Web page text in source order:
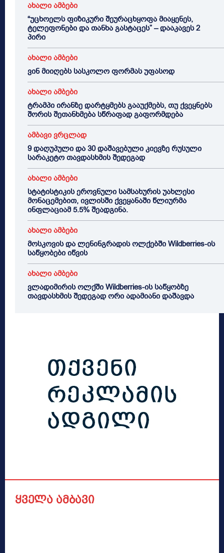
ახალი ამბები
“უცხოელს ფიზიკური შეურაცხყოფა მიაყენეს,
ტელეფონები და თანხა გასტაცეს” – დააკავეს 2
პირი
ახალი ამბები
ვინ მიიღებს სასკოლო ფორმას უფასოდ
ახალი ამბები
ტრამპი ირანზე დარტყმებს გააუქმებს, თუ ქვეყნებს
შორის შეთანხმება სწრაფად გაფორმდება
ამბავი ვრცლად
9 დაღუპული და 30 დაშავებული კიევზე რუსული
სარაკეტო თავდასხმის შედეგად
ახალი ამბები
სტატისტიკის ეროვნული სამსახურის უახლესი
მონაცემებით, ივლისში ქვეყანაში წლიურმა
ინფლაციამ 5.5% შეადგინა.
ახალი ამბები
მოსკოვის და ლენინგრადის ოლქებში Wildberries-ის
საწყობები იწვის
ახალი ამბები
ვლადიმირის ოლქში Wildberries-ის საწყობზე
თავდასხმის შედეგად ორი ადამიანი დაშავდა
ყველა ამბავი